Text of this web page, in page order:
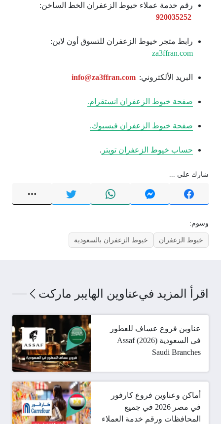
رقم خدمة عملاء خيوط الزعفران الخط الساخن:
920035252
رابط متجر خيوط الزعفران للتسوق أون لاين:
za3ffran.com
البريد الألكتروني: info@za3ffran.com
صفحة خيوط الزعفران انستقرام.
صفحة خيوط الزعفران فيسبوك.
حساب خيوط الزعفران تويتر .
شارك على ...
وسوم:
خيوط الزعفران خيوط الزعفران بالسعودية
اقرأ المزيد فيعناوين الهايبر ماركت
عناوين فروع عساف للعطور
فى السعودية (2026) Assaf
Saudi Branches
أماكن وعناوين فروع كارفور
في مصر 2026 في جميع
المحافظات ورقم خدمة العملاء